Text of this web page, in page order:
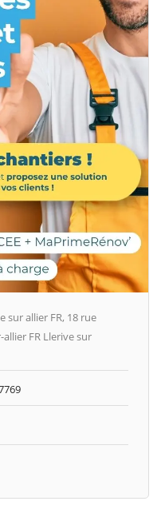
sur allier FR, 18 rue
FR Llerive sur